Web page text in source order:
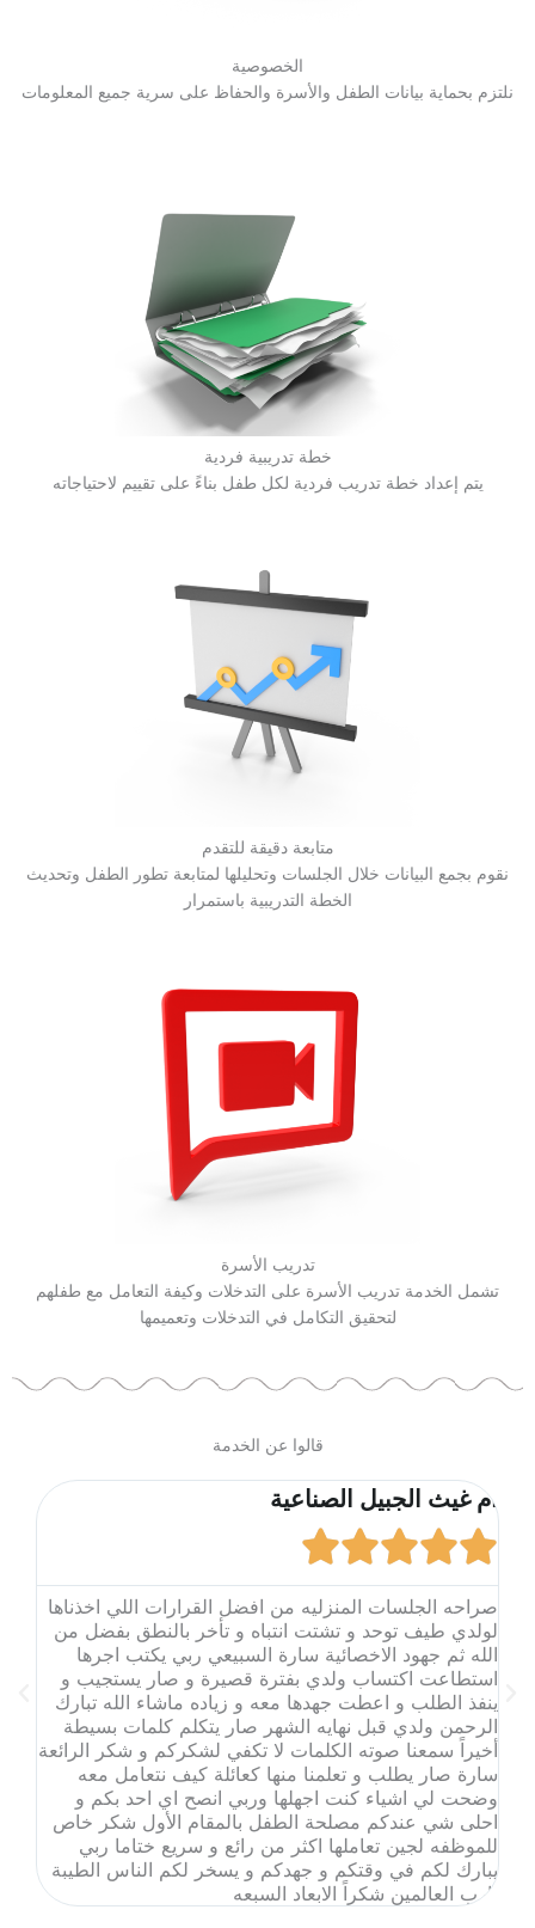
الخصوصية
نلتزم بحماية بيانات الطفل والأسرة والحفاظ على سرية جميع المعلومات
خطة تدريبية فردية
يتم إعداد خطة تدريب فردية لكل طفل بناءً على تقييم لاحتياجاته
متابعة دقيقة للتقدم
نقوم بجمع البيانات خلال الجلسات وتحليلها لمتابعة تطور الطفل وتحديث
الخطة التدريبية باستمرار
تدريب الأسرة
تشمل الخدمة تدريب الأسرة على التدخلات وكيفة التعامل مع طفلهم
لتحقيق التكامل في التدخلات وتعميمها
قالوا عن الخدمة
أم غيث الجبيل الصناعية





صراحه الجلسات المنزليه من افضل القرارات اللي اخذناها
لولدي طيف توحد و تشتت انتباه و تأخر بالنطق بفضل من
الله ثم جهود الاخصائية سارة السبيعي ربي يكتب اجرها
استطاعت اكتساب ولدي بفترة قصيرة و صار يستجيب و
ينفذ الطلب و اعطت جهدها معه و زياده ماشاء الله تبارك
الرحمن ولدي قبل نهايه الشهر صار يتكلم كلمات بسيطة
أخيراً سمعنا صوته الكلمات لا تكفي لشكركم و شكر الرائعة
سارة صار يطلب و تعلمنا منها كعائلة كيف نتعامل معه
وضحت لي اشياء كنت اجهلها وربي انصح اي احد بكم و
احلى شي عندكم مصلحة الطفل بالمقام الأول شكر خاص
للموظفه لجين تعاملها اكثر من رائع و سريع ختاما ربي
يبارك لكم في وقتكم و جهدكم و يسخر لكم الناس الطيبة
يارب العالمين شكراً الابعاد السبعه